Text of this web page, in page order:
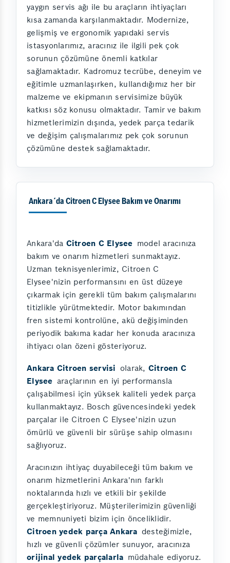
yaygın servis ağı ile bu araçların ihtiyaçları
kısa zamanda karşılanmaktadır. Modernize,
gelişmiş ve ergonomik yapıdaki servis
istasyonlarımız, aracınız ile ilgili pek çok
sorunun çözümüne önemli katkılar
sağlamaktadır. Kadromuz tecrübe, deneyim ve
eğitimle uzmanlaşırken, kullandığımız her bir
malzeme ve ekipmanın servisimize büyük
katkısı söz konusu olmaktadır. Tamir ve bakım
hizmetlerimizin dışında, yedek parça tedarik
ve değişim çalışmalarımız pek çok sorunun
çözümüne destek sağlamaktadır.
Ankara´da Citroen C Elysee Bakım ve Onarımı
Ankara'da Citroen C Elysee model aracınıza
bakım ve onarım hizmetleri sunmaktayız.
Uzman teknisyenlerimiz, Citroen C
Elysee'nizin performansını en üst düzeye
çıkarmak için gerekli tüm bakım çalışmalarını
titizlikle yürütmektedir. Motor bakımından
fren sistemi kontrolüne, akü değişiminden
periyodik bakıma kadar her konuda aracınıza
ihtiyacı olan özeni gösteriyoruz.
Ankara Citroen servisi olarak, Citroen C
Elysee araçlarının en iyi performansla
çalışabilmesi için yüksek kaliteli yedek parça
kullanmaktayız. Bosch güvencesindeki yedek
parçalar ile Citroen C Elysee'nizin uzun
ömürlü ve güvenli bir sürüşe sahip olmasını
sağlıyoruz.
Aracınızın ihtiyaç duyabileceği tüm bakım ve
onarım hizmetlerini Ankara'nın farklı
noktalarında hızlı ve etkili bir şekilde
gerçekleştiriyoruz. Müşterilerimizin güvenliği
ve memnuniyeti bizim için önceliklidir.
Citroen yedek parça Ankara desteğimizle,
hızlı ve güvenli çözümler sunuyor, aracınıza
orijinal yedek parçalarla müdahale ediyoruz.